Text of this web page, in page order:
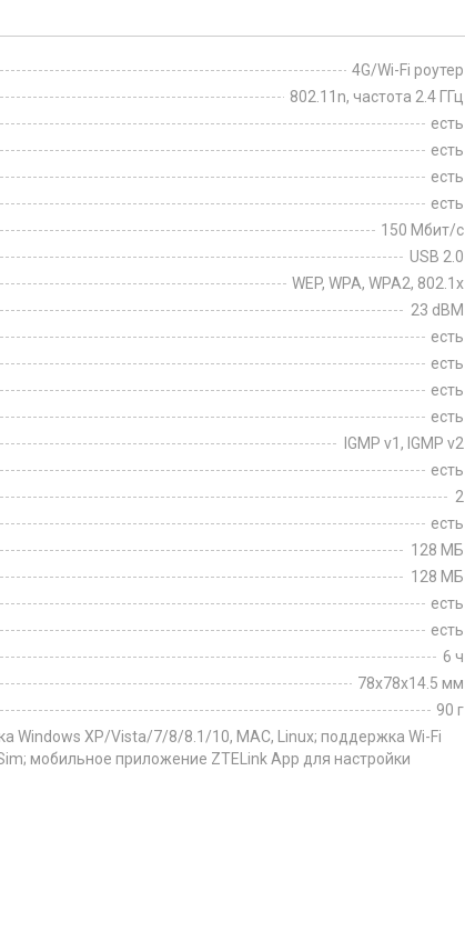
4G/Wi-Fi роутер
802.11n, частота 2.4 ГГц
есть
есть
есть
есть
150 Мбит/с
USB 2.0
WEP, WPA, WPA2, 802.1x
23 dBM
есть
есть
есть
есть
IGMP v1, IGMP v2
есть
2
есть
128 МБ
128 МБ
есть
есть
6 ч
78x78x14.5 мм
90 г
Windows XP/Vista/7/8/8.1/10, MAC, Linux; поддержка Wi-Fi
мобильное приложение ZTELink App для настройки